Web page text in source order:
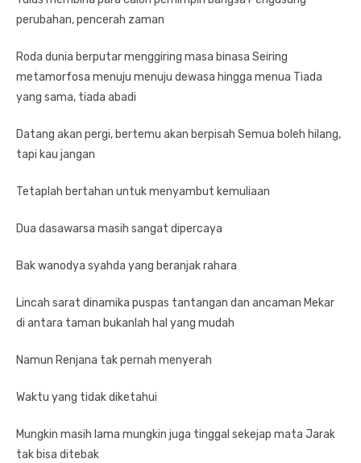
perubahan, pencerah zaman
Roda dunia berputar menggiring masa binasa Seiring
metamorfosa menuju menuju dewasa hingga menua Tiada
yang sama, tiada abadi
Datang akan pergi, bertemu akan berpisah Semua boleh hilang,
tapi kau jangan
Tetaplah bertahan untuk menyambut kemuliaan
Dua dasawarsa masih sangat dipercaya
Bak wanodya syahda yang beranjak rahara
Lincah sarat dinamika puspas tantangan dan ancaman Mekar
di antara taman bukanlah hal yang mudah
Namun Renjana tak pernah menyerah
Waktu yang tidak diketahui
Mungkin masih lama mungkin juga tinggal sekejap mata Jarak
tak bisa ditebak